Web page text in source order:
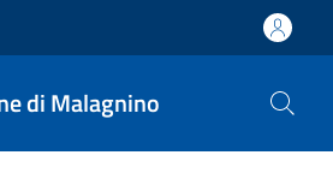
di Malagnino